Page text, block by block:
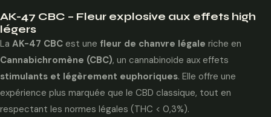
AK-47 CBC – Fleur explosive aux effets high
légers
La AK-47 CBC est une fleur de chanvre légale riche en
Cannabichromène (CBC), un cannabinoïde aux effets
stimulants et légèrement euphoriques. Elle offre une
expérience plus marquée que le CBD classique, tout en
respectant les normes légales (THC < 0,3%).